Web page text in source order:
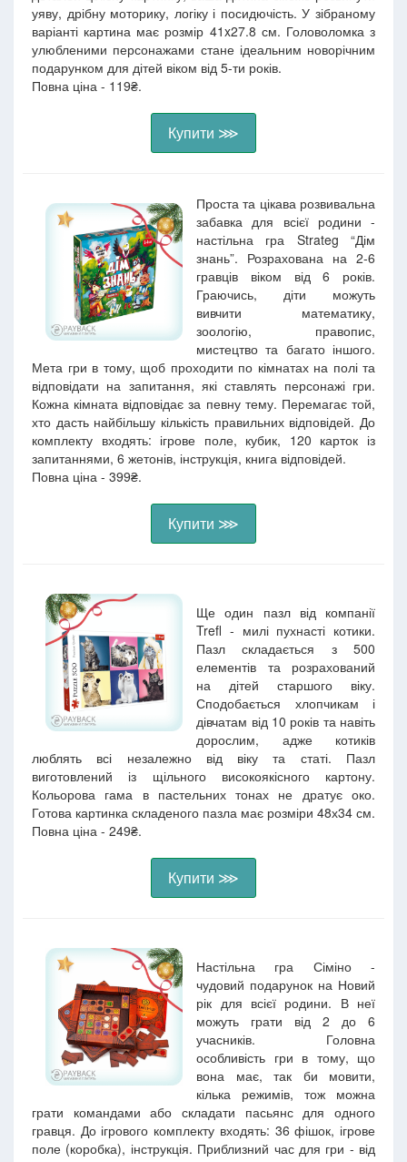
уяву, дрібну моторику, логіку і посидючість. У зібраному
варіанті картина має розмір 41x27.8 см. Головоломка з
улюбленими персонажами стане ідеальним новорічним
подарунком для дітей віком від 5-ти років.
Повна ціна - 119₴.
Купити ⋙
Проста та цікава розвивальна
забавка для всієї родини -
настільна гра Strateg “Дім
знань”. Розрахована на 2-6
гравців віком від 6 років.
Граючись, діти можуть
вивчити математику,
зоологію, правопис,
мистецтво та багато іншого.
Мета гри в тому, щоб проходити по кімнатах на полі та
відповідати на запитання, які ставлять персонажі гри.
Кожна кімната відповідає за певну тему. Перемагає той,
хто дасть найбільшу кількість правильних відповідей. До
комплекту входять: ігрове поле, кубик, 120 карток із
запитаннями, 6 жетонів, інструкція, книга відповідей.
Повна ціна - 399₴.
Купити ⋙
Ще один пазл від компанії
Trefl - милі пухнасті котики.
Пазл складається з 500
елементів та розрахований
на дітей старшого віку.
Сподобається хлопчикам і
дівчатам від 10 років та навіть
дорослим, адже котиків
люблять всі незалежно від віку та статі. Пазл
виготовлений із щільного високоякісного картону.
Кольорова гама в пастельних тонах не дратує око.
Готова картинка складеного пазла має розміри 48х34 см.
Повна ціна - 249₴.
Купити ⋙
Настільна гра Сіміно -
чудовий подарунок на Новий
рік для всієї родини. В неї
можуть грати від 2 до 6
учасників. Головна
особливість гри в тому, що
вона має, так би мовити,
кілька режимів, тож можна
грати командами або складати пасьянс для одного
гравця. До ігрового комплекту входять: 36 фішок, ігрове
поле (коробка), інструкція. Приблизний час для гри - від